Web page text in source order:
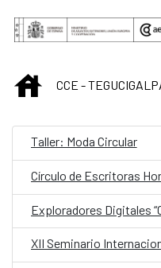
Saltar al contenido
INICIO
CCE -
Taller: Moda Circular
XII Seminario